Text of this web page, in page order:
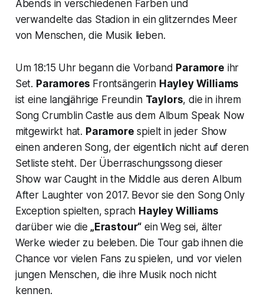
Abends in verschiedenen Farben und
verwandelte das Stadion in ein glitzerndes Meer
von Menschen, die Musik lieben.
Um 18:15 Uhr begann die Vorband Paramore ihr
Set. Paramores Frontsängerin Hayley Williams
ist eine langjährige Freundin Taylors, die in ihrem
Song Crumblin Castle aus dem Album Speak Now
mitgewirkt hat. Paramore spielt in jeder Show
einen anderen Song, der eigentlich nicht auf deren
Setliste steht. Der Überraschungssong dieser
Show warCaught in the Middle aus deren Album
After Laughter von 2017. Bevor sie den SongOnly
Exception spielten, sprach Hayley Williams
darüber wie die „Erastour“ ein Weg sei, älter
Werke wieder zu beleben. Die Tour gab ihnen die
Chance vor vielen Fans zu spielen, und vor vielen
jungen Menschen, die ihre Musik noch nicht
kennen.